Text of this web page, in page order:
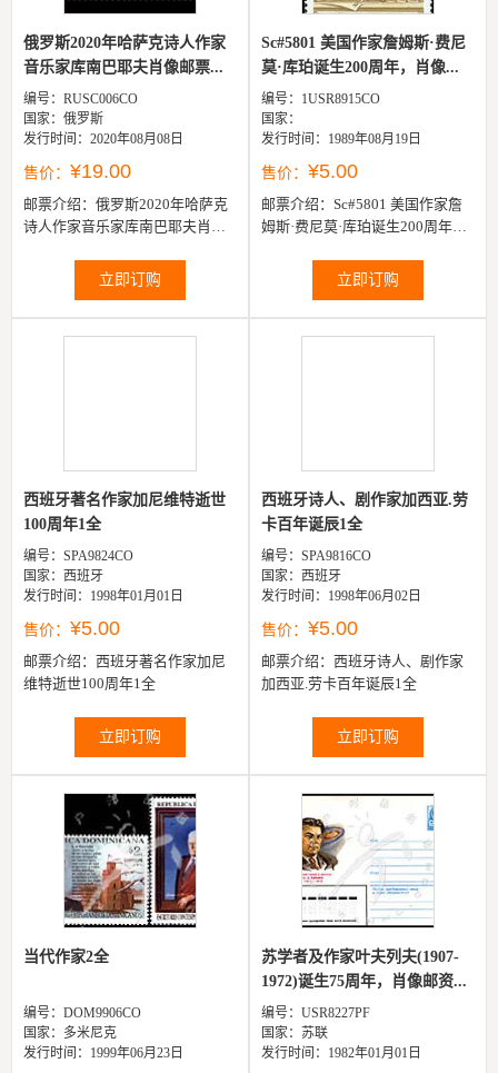
俄罗斯2020年哈萨克诗人作家
音乐家库南巴耶夫肖像邮票...
编号：RUSC006CO
国家：俄罗斯
发行时间：2020年08月08日
售价： ¥19.00
邮票介绍： 俄罗斯2020年哈萨克
诗人作家音乐家库南巴耶夫肖像
立即订购
Sc#5801 美国作家詹姆斯·费尼
莫·库珀诞生200周年，肖像...
编号：1USR8915CO
国家：
发行时间：1989年08月19日
售价： ¥5.00
邮票介绍： Sc#5801 美国作家詹
姆斯·费尼莫·库珀诞生200周年，
立即订购
西班牙著名作家加尼维特逝世
100周年1全
编号：SPA9824CO
国家：西班牙
发行时间：1998年01月01日
售价： ¥5.00
邮票介绍： 西班牙著名作家加尼
维特逝世100周年1全
立即订购
西班牙诗人、剧作家加西亚.劳
卡百年诞辰1全
编号：SPA9816CO
国家：西班牙
发行时间：1998年06月02日
售价： ¥5.00
邮票介绍： 西班牙诗人、剧作家
加西亚.劳卡百年诞辰1全
立即订购
当代作家2全
编号：DOM9906CO
国家：多米尼克
发行时间：1999年06月23日
苏学者及作家叶夫列夫(1907-
1972)诞生75周年，肖像邮资...
编号：USR8227PF
国家：苏联
发行时间：1982年01月01日